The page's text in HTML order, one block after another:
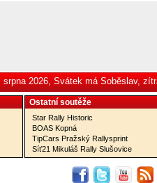
srpna 2026, Svátek má Soběslav,
Ostatní­ soutěže
Star Rally Historic
BOAS Kopná
TipCars Pražský Rallysprint
Síť21 Mikuláš Rally Slušovice